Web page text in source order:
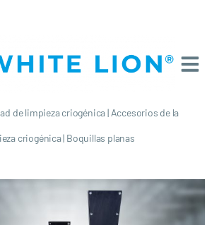
de limpieza criogénica| Accesorios de la
criogénica| Boquillas planas